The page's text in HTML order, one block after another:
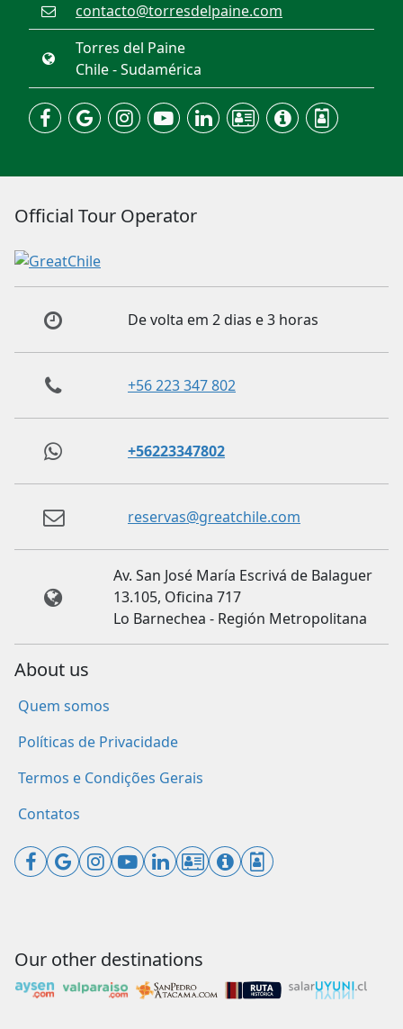
contacto@torresdelpaine.com
Torres del Paine
Chile - Sudamérica
Official Tour Operator
De volta em 2 dias e 3 horas
+56 223 347 802
+56223347802
reservas@greatchile.com
Av. San José María Escrivá de Balaguer
13.105, Oficina 717
Lo Barnechea - Región Metropolitana
About us
Quem somos
Políticas de Privacidade
Termos e Condições Gerais
Contatos
Our other destinations